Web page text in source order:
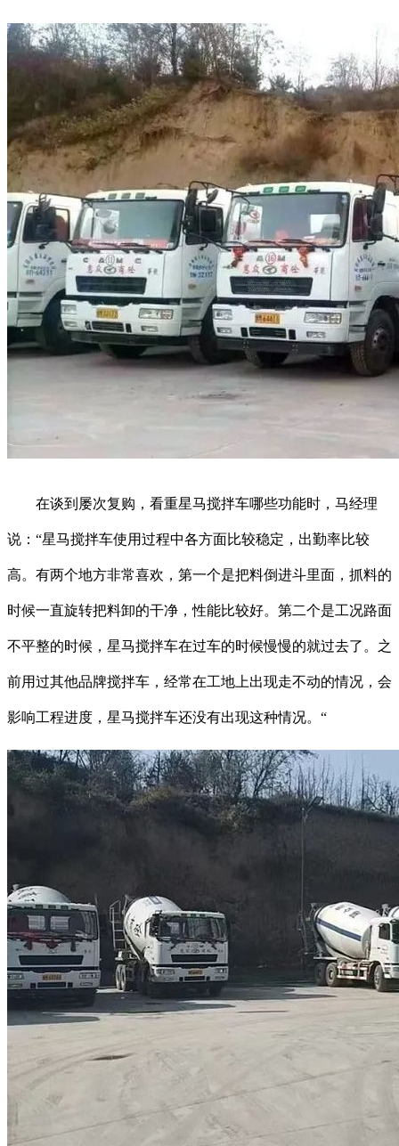
在谈到屡次复购，看重星马搅拌车哪些功能时，马经理
说：“星马搅拌车使用过程中各方面比较稳定，出勤率比较
高。有两个地方非常喜欢，第一个是把料倒进斗里面，抓料的
时候一直旋转把料卸的干净，性能比较好。第二个是工况路面
不平整的时候，星马搅拌车在过车的时候慢慢的就过去了。之
前用过其他品牌搅拌车，经常在工地上出现走不动的情况，会
影响工程进度，星马搅拌车还没有出现这种情况。“